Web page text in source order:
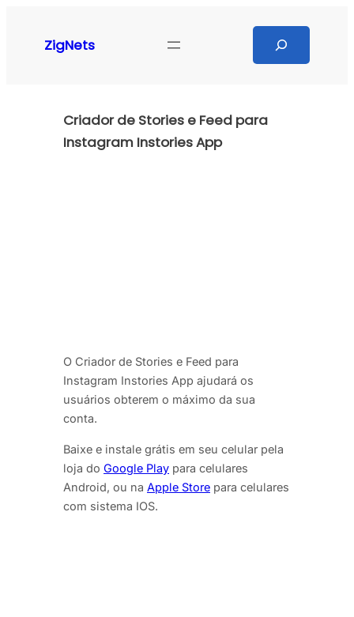
ZigNets
Criador de Stories e Feed para
Instagram Instories App
O Criador de Stories e Feed para
Instagram Instories App ajudará os
usuários obterem o máximo da sua
conta.
Baixe e instale grátis em seu celular pela
loja do Google Play para celulares
Android, ou na Apple Store para celulares
com sistema IOS.